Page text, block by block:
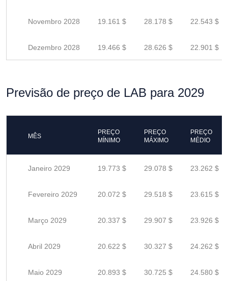
Novembro 2028 19.161 $ 28.178 $ 22.543 $
Dezembro 2028 19.466 $ 28.626 $ 22.901 $
Previsão de preço de LAB para 2029
MÊS
PREÇO
MÍNIMO
PREÇO
MÁXIMO
PREÇO
MÉDIO
Janeiro 2029 19.773 $ 29.078 $ 23.262 $
Fevereiro 2029 20.072 $ 29.518 $ 23.615 $
Março 2029 20.337 $ 29.907 $ 23.926 $
Abril 2029 20.622 $ 30.327 $ 24.262 $
Maio 2029 20.893 $ 30.725 $ 24.580 $